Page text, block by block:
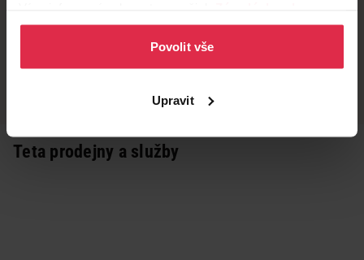
osobních údajů.
Povolit vše
Upravit
Vyzvednutí na
Široká síť prodejen
Teta prodejny a služby